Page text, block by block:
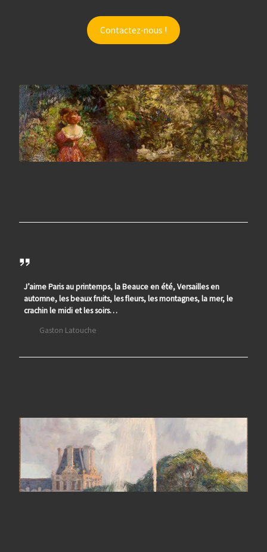
Contactez-nous !
J’aime Paris au printemps, la Beauce en été, Versailles en
automne, les beaux fruits, les fleurs, les montagnes, la mer, le
crachin le midi et les soirs…
Gaston Latouche